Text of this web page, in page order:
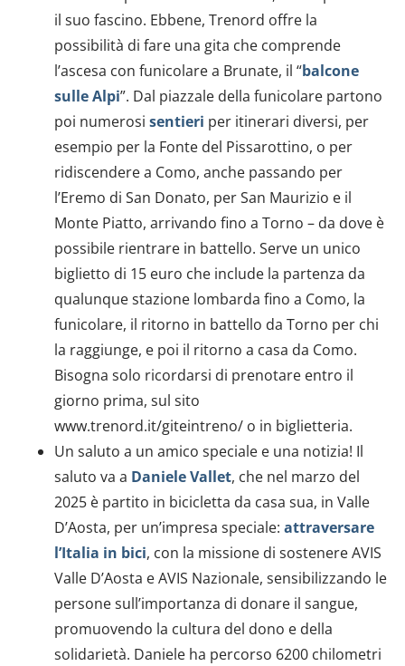
il suo fascino. Ebbene, Trenord offre la
possibilità di fare una gita che comprende
l’ascesa con funicolare a Brunate, il “balcone
sulle Alpi”. Dal piazzale della funicolare partono
poi numerosi sentieri per itinerari diversi, per
esempio per la Fonte del Pissarottino, o per
ridiscendere a Como, anche passando per
l’Eremo di San Donato, per San Maurizio e il
Monte Piatto, arrivando fino a Torno – da dove è
possibile rientrare in battello. Serve un unico
biglietto di 15 euro che include la partenza da
qualunque stazione lombarda fino a Como, la
funicolare, il ritorno in battello da Torno per chi
la raggiunge, e poi il ritorno a casa da Como.
Bisogna solo ricordarsi di prenotare entro il
giorno prima, sul sito
www.trenord.it/giteintreno/ o in biglietteria.
Un saluto a un amico speciale e una notizia! Il
saluto va a Daniele Vallet, che nel marzo del
2025 è partito in bicicletta da casa sua, in Valle
D’Aosta, per un’impresa speciale: attraversare
l’Italia in bici, con la missione di sostenere AVIS
Valle D’Aosta e AVIS Nazionale, sensibilizzando le
persone sull’importanza di donare il sangue,
promuovendo la cultura del dono e della
solidarietà. Daniele ha percorso 6200 chilometri